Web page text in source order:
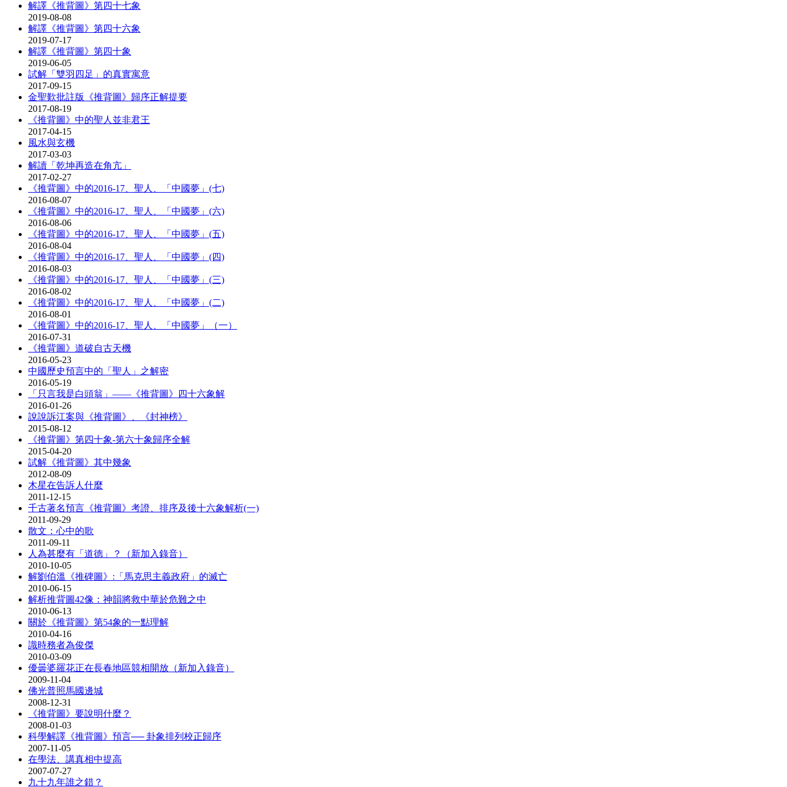
解譯《推背圖》第四十七象
2019-08-08
解譯《推背圖》第四十六象
2019-07-17
解譯《推背圖》第四十象
2019-06-05
試解「雙羽四足」的真實寓意
2017-09-15
金聖歎批註版《推背圖》歸序正解提要
2017-08-19
《推背圖》中的聖人並非君王
2017-04-15
風水與玄機
2017-03-03
解讀「乾坤再造在角亢」
2017-02-27
《推背圖》中的2016-17、聖人、「中國夢」(七)
2016-08-07
《推背圖》中的2016-17、聖人、「中國夢」(六)
2016-08-06
《推背圖》中的2016-17、聖人、「中國夢」(五)
2016-08-04
《推背圖》中的2016-17、聖人、「中國夢」(四)
2016-08-03
《推背圖》中的2016-17、聖人、「中國夢」(三)
2016-08-02
《推背圖》中的2016-17、聖人、「中國夢」(二)
2016-08-01
《推背圖》中的2016-17、聖人、「中國夢」（一）
2016-07-31
《推背圖》道破自古天機
2016-05-23
中國歷史預言中的「聖人」之解密
2016-05-19
「只言我是白頭翁」——《推背圖》四十六象解
2016-01-26
說說訴江案與《推背圖》、《封神榜》
2015-08-12
《推背圖》第四十象-第六十象歸序全解
2015-04-20
試解《推背圖》其中幾象
2012-08-09
木星在告訴人什麼
2011-12-15
千古著名預言《推背圖》考證、排序及後十六象解析(一)
2011-09-29
散文：心中的歌
2011-09-11
人為甚麼有「道德」？（新加入錄音）
2010-10-05
解劉伯溫《推碑圖》:「馬克思主義政府」的滅亡
2010-06-15
解析推背圖42像：神韻將救中華於危難之中
2010-06-13
關於《推背圖》第54象的一點理解
2010-04-16
識時務者為俊傑
2010-03-09
優曇婆羅花正在長春地區競相開放（新加入錄音）
2009-11-04
佛光普照馬國邊城
2008-12-31
《推背圖》要說明什麼？
2008-01-03
科學解譯《推背圖》預言── 卦象排列校正歸序
2007-11-05
在學法、講真相中提高
2007-07-27
九十九年誰之錯？